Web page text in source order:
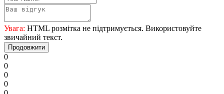
Увага: HTML розмітка не підтримується. Використовуйте
звичайний текст.
Продовжити
0
0
0
0